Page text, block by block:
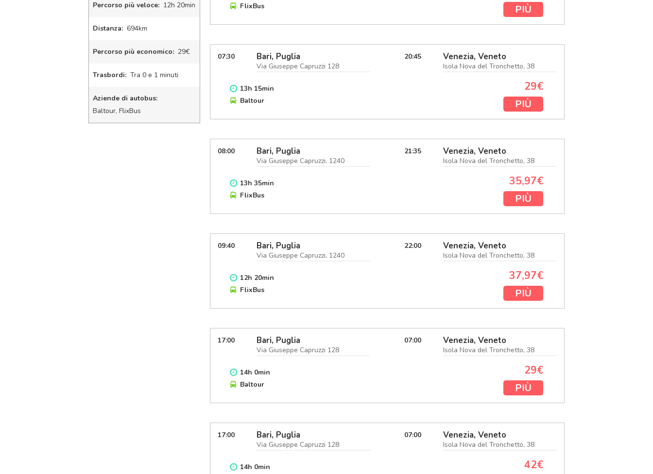
Percorso più veloce: 12h 20min
Distanza: 694km
Percorso più economico: 29€
Trasbordi: Tra 0 e 1 minuti
Aziende di autobus:
Baltour, FlixBus
FlixBus
PIÙ
07:30 Bari, Puglia
Via Giuseppe Capruzzi 128
20:45 Venezia, Veneto
Isola Nova del Tronchetto, 38
13h 15min
Baltour
29€
PIÙ
08:00 Bari, Puglia
Via Giuseppe Capruzzi, 1240
21:35 Venezia, Veneto
Isola Nova del Tronchetto, 38
13h 35min
FlixBus
35,97€
PIÙ
09:40 Bari, Puglia
Via Giuseppe Capruzzi, 1240
22:00 Venezia, Veneto
Isola Nova del Tronchetto, 38
12h 20min
FlixBus
37,97€
PIÙ
17:00 Bari, Puglia
Via Giuseppe Capruzzi 128
07:00 Venezia, Veneto
Isola Nova del Tronchetto, 38
14h 0min
Baltour
29€
PIÙ
17:00 Bari, Puglia
Via Giuseppe Capruzzi 128
07:00 Venezia, Veneto
Isola Nova del Tronchetto, 38
14h 0min
42€